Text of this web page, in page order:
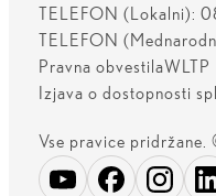
TELEFON (Lokalni):
TELEFON
Pravna obvestilaWLTP
Izjava o dostopnosti
Vse pravice